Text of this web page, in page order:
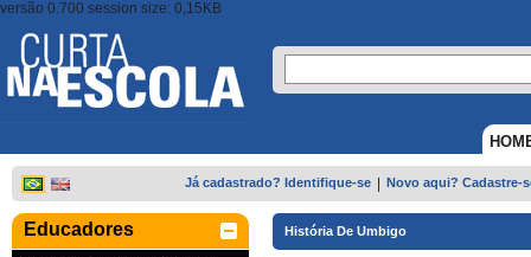
versão 0.700 session size: 0,15KB
Já cadastrado? Identifique-se Novo aqui? Cadastre-
Educadores História De Umbigo